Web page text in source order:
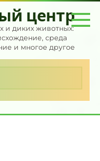
центр
и диких животных:
среда
и многое другое